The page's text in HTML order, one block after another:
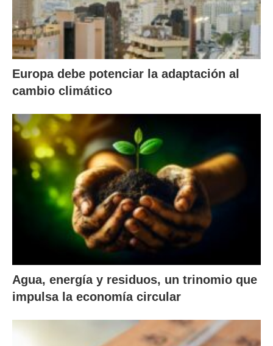
Europa debe potenciar la adaptación al
cambio climático
Agua, energía y residuos, un trinomio que
impulsa la economía circular